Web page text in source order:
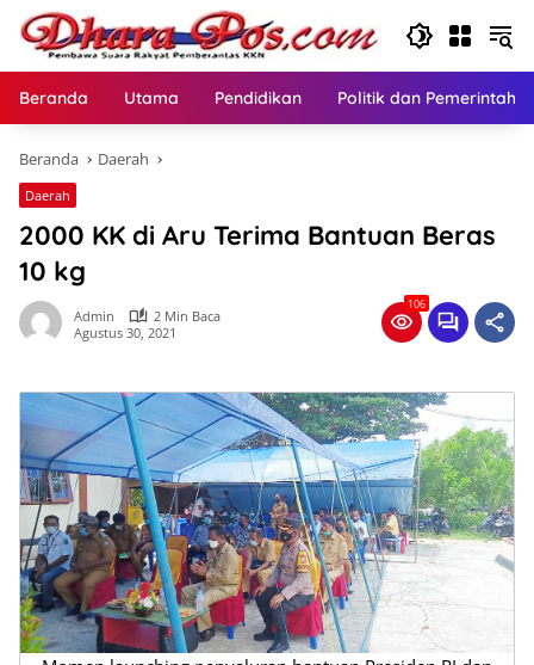
Langsung
konten
Beranda Utama Pendidikan Politik dan
Beranda Daerah
Daerah
2000 KK di Aru Terima Bantuan Beras
10 kg
Admin
2 Min Baca
Agustus 30, 2021
106